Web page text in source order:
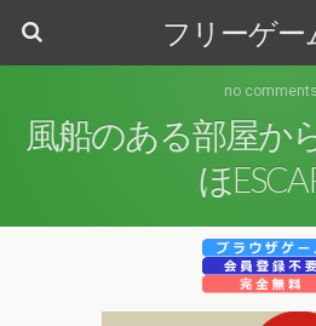
フリーゲー
no comments
風船のある部屋か
ほ